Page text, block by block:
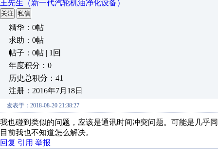
王先生（新一代汽轮机油净化设备）
关注 私信
精华：0帖
求助：0帖
帖子：0帖 | 1回
年度积分：0
历史总积分：41
注册：2016年7月18日
发表于：2018-08-20 21:38:27
我也碰到类似的问题，应该是通讯时间冲突问题。可能是几乎
目前我也不知道怎么解决。
回复 引用 举报